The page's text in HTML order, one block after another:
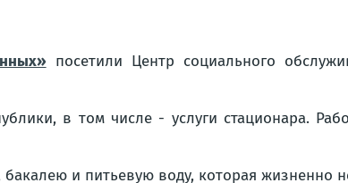
посетили Центр социального
в том числе - услуги стационара.
и питьевую воду, которая жизненно